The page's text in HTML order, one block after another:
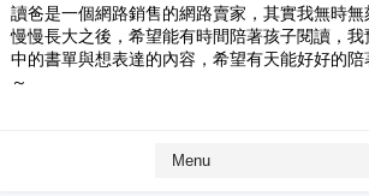
讀爸是一個網路銷售的網路賣家，其實我無時
慢慢長大之後，希望能有時間陪著孩子閱讀，
中的書單與想表達的內容，希望有天能好好的
～